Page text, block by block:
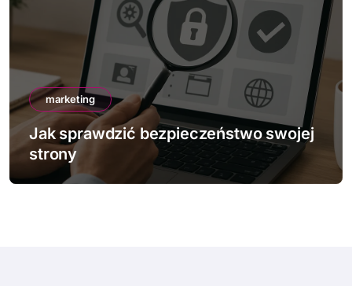
marketing
Jak sprawdzić bezpieczeństwo swojej
strony